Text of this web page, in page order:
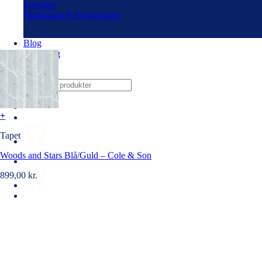
Speckter
Skovgaard & Frydensberg
Blog
Udlejning
Om os
efter:
+
Tapet
Woods and Stars Blå/Guld – Cole & Son
899,00 kr.